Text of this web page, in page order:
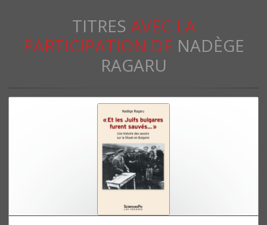
TITRES AVEC LA
PARTICIPATION DE NADÈGE
RAGARU